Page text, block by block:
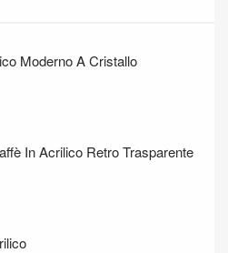
Moderno A Cristallo
In Acrilico Retro Trasparente